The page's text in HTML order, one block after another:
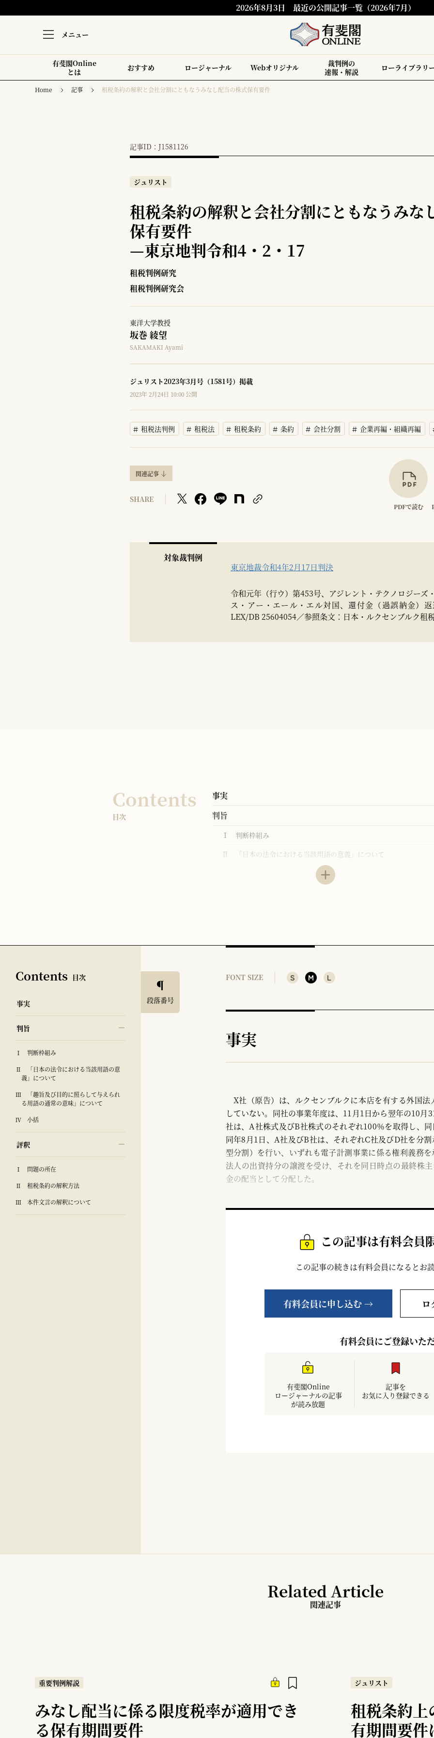
2026年8月3日 最近の公開記事一覧（2026年7月）
メニュー
有斐閣Online
とは
おすすめ ロージャーナル Webオリジナル
裁判例の
速報・解説
ローライブラリ
Home 記事 租税条約の解釈と会社分割にともなうみなし配当の株式保有要件
記事ID：J1581126
ジュリスト
租税条約の解釈と会社分割にともなうみな
保有要件
—東京地判令和4・2・17
租税判例研究
租税判例研究会
東洋大学教授
坂巻 綾望
SAKAMAKI Ayami
ジュリスト2023年3月号（1581号）掲載
2023年 2月24日 10:00 公開
租税法判例 租税法 租税条約 条約 会社分割 企業再編・組織再編
関連記事
SHARE
PDFで読む
対象裁判例
東京地裁令和4年2月17日判決
令和元年（行ウ）第453号、アジレント・テクノロジーズ
ス・アー・エール・エル対国、還付金（過誤納金）
LEX/DB 25604054／参照条文：日本・ルクセンブルク租
Contents
目次
事実
判旨
Ⅰ 判断枠組み
Ⅱ 「日本の法令における当該用語の意義」について
Ⅲ 「趣旨及び目的に照らして与えられる用語の通常の意味」につい
Ⅱ 租税条約の解釈方法
段落番号
Contents 目次
事実
判旨
Ⅰ 判断枠組み
Ⅱ 「日本の法令における当該用語の意
義」について
Ⅲ 「趣旨及び目的に照らして与えられ
る用語の通常の意味」について
Ⅳ 小括
評釈
Ⅰ 問題の所在
Ⅱ 租税条約の解釈方法
Ⅲ 本件文言の解釈について
FONT SIZE S M L
事実
X社（原告）は、ルクセンブルクに本店を有する外国
していない。同社の事業年度は、11月1日から翌年の10
社は、A社株式及びB社株式のそれぞれ100％を取得し、
同年8月1日、A社及びB社は、それぞれC社及びD社を分
型分割）を行い、いずれも電子計測事業に係る権利義務
法人の出資持分の譲渡を受け、それを同日時点の最終株
金の配当として分配した。
この記事は有料会員
この記事の続きは有料会員になるとお
有料会員に申し込む → ロ
有料会員にご登録いた
有斐閣Online
ロージャーナルの記事
が読み放題
記事を
お気に入り登録できる
Related Article
関連記事
重要判例解説
みなし配当に係る限度税率が適用でき
る保有期間要件
ジュリスト
租税条約
有期間要